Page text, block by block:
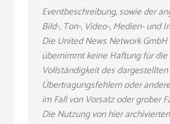
Eventbeschreibung, sowie der
Bild-, Ton-, Video-, Medien- und
Die United News Network GmbH
übernimmt keine Haftung für
Vollständigkeit des
Übertragungsfehlern oder
im Fall von Vorsatz oder grober
Die Nutzung von hier